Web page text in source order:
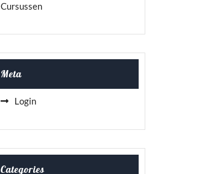
Cursussen
Meta
Login
Categories